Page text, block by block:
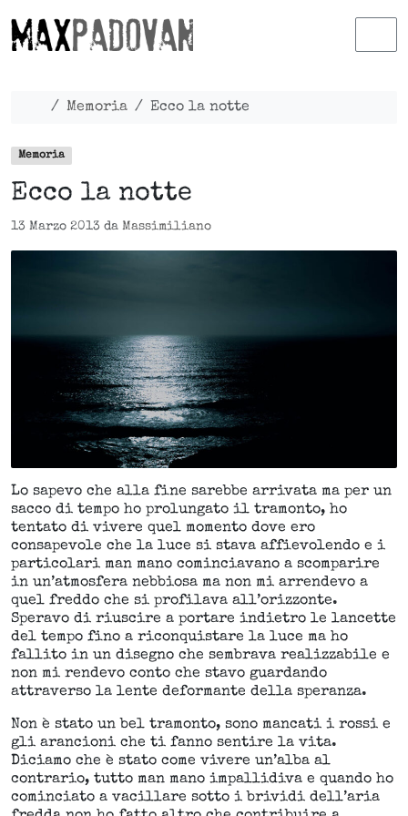
HomeMemoria Ecco la notte
Memoria
Ecco la notte
13 Marzo 2013 da Massimiliano
Lo sapevo che alla fine sarebbe arrivata ma per un
sacco di tempo ho prolungato il tramonto, ho
tentato di vivere quel momento dove ero
consapevole che la luce si stava affievolendo e i
particolari man mano cominciavano a scomparire
in un’atmosfera nebbiosa ma non mi arrendevo a
quel freddo che si profilava all’orizzonte.
Speravo di riuscire a portare indietro le lancette
del tempo fino a riconquistare la luce ma ho
fallito in un disegno che sembrava realizzabile e
non mi rendevo conto che stavo guardando
attraverso la lente deformante della speranza.
Non è stato un bel tramonto, sono mancati i rossi e
gli arancioni che ti fanno sentire la vita.
Diciamo che è stato come vivere un’alba al
contrario, tutto man mano impallidiva e quando ho
cominciato a vacillare sotto i brividi dell’aria